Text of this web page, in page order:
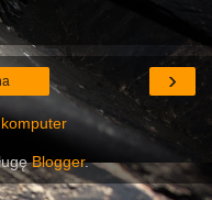
›
Blogger.